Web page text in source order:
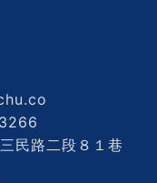
民路二段８１巷